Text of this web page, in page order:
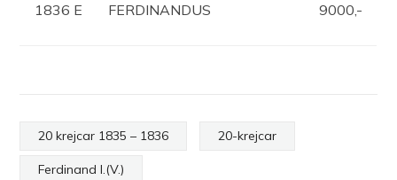
1836 E FERDINANDUS 9000,-
20 krejcar 1835 – 1836 20-krejcar
Ferdinand I.(V.)